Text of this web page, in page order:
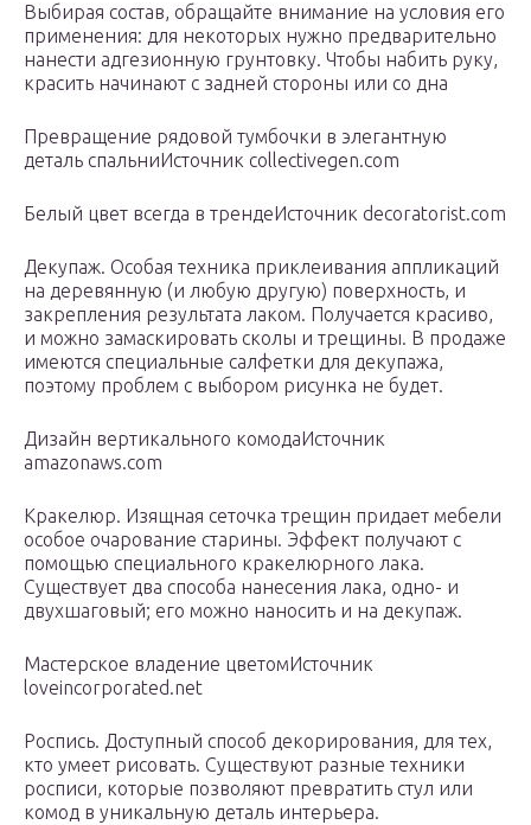
Выбирая состав, обращайте внимание на условия его
применения: для некоторых нужно предварительно
нанести адгезионную грунтовку. Чтобы набить руку,
красить начинают с задней стороны или со дна
Превращение рядовой тумбочки в элегантную
деталь спальниИсточник collectivegen.com
Белый цвет всегда в трендеИсточник decoratorist.com
Декупаж. Особая техника приклеивания аппликаций
на деревянную (и любую другую) поверхность, и
закрепления результата лаком. Получается красиво,
и можно замаскировать сколы и трещины. В продаже
имеются специальные салфетки для декупажа,
поэтому проблем с выбором рисунка не будет.
Дизайн вертикального комодаИсточник
amazonaws.com
Кракелюр. Изящная сеточка трещин придает мебели
особое очарование старины. Эффект получают с
помощью специального кракелюрного лака.
Существует два способа нанесения лака, одно- и
двухшаговый; его можно наносить и на декупаж.
Мастерское владение цветомИсточник
loveincorporated.net
Роспись. Доступный способ декорирования, для тех,
кто умеет рисовать. Существуют разные техники
росписи, которые позволяют превратить стул или
комод в уникальную деталь интерьера.